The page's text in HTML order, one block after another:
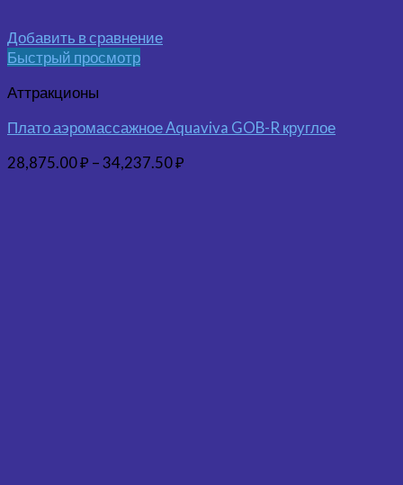
Добавить в сравнение
Быстрый просмотр
Аттракционы
Плато аэромассажное Aquaviva GOB-R круглое
28,875.00₽ –34,237.50₽